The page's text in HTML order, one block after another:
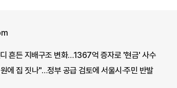
흔든 지배구조 변화…1367억 증자로 '현금' 사수
에 집 짓나"…정부 공급 검토에 서울시·주민 반발